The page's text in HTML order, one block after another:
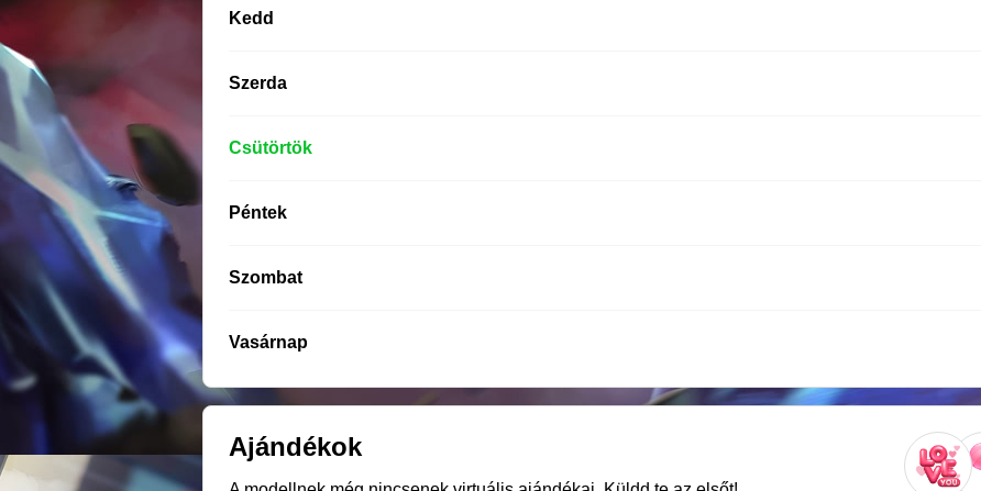
Kedd
Szerda
Csütörtök
Péntek
Szombat
Vasárnap
Ajándékok